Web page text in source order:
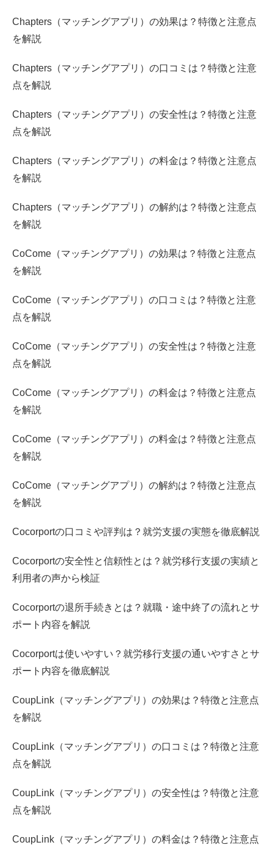
Chapters（マッチングアプリ）の効果は？特徴と注意点
を解説
Chapters（マッチングアプリ）の口コミは？特徴と注意
点を解説
Chapters（マッチングアプリ）の安全性は？特徴と注意
点を解説
Chapters（マッチングアプリ）の料金は？特徴と注意点
を解説
Chapters（マッチングアプリ）の解約は？特徴と注意点
を解説
CoCome（マッチングアプリ）の効果は？特徴と注意点
を解説
CoCome（マッチングアプリ）の口コミは？特徴と注意
点を解説
CoCome（マッチングアプリ）の安全性は？特徴と注意
点を解説
CoCome（マッチングアプリ）の料金は？特徴と注意点
を解説
CoCome（マッチングアプリ）の料金は？特徴と注意点
を解説
CoCome（マッチングアプリ）の解約は？特徴と注意点
を解説
Cocorportの口コミや評判は？就労支援の実態を徹底解説
Cocorportの安全性と信頼性とは？就労移行支援の実績と
利用者の声から検証
Cocorportの退所手続きとは？就職・途中終了の流れとサ
ポート内容を解説
Cocorportは使いやすい？就労移行支援の通いやすさとサ
ポート内容を徹底解説
CoupLink（マッチングアプリ）の効果は？特徴と注意点
を解説
CoupLink（マッチングアプリ）の口コミは？特徴と注意
点を解説
CoupLink（マッチングアプリ）の安全性は？特徴と注意
点を解説
CoupLink（マッチングアプリ）の料金は？特徴と注意点